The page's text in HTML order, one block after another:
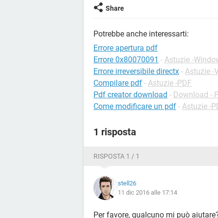
Share
Potrebbe anche interessarti:
Errore apertura pdf
Errore 0x80070091 - Astuzie -
Errore irreversibile directx - Astuzie -
Compilare pdf - Astuzie -PDF
Pdf creator download - Download -
Come modificare un pdf - Astuzie -
1 risposta
RISPOSTA 1 / 1
stell26
11 dic 2016 alle 17:14
Per favore, qualcuno mi può